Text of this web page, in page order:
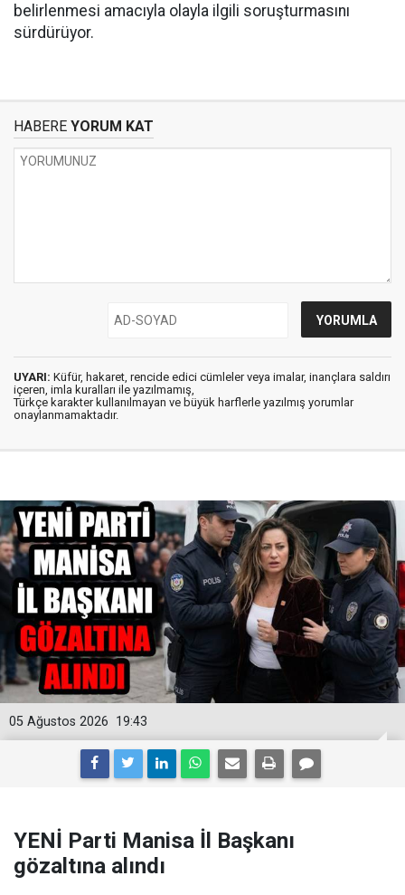
belirlenmesi amacıyla olayla ilgili soruşturmasını
sürdürüyor.
HABERE YORUM KAT
UYARI: Küfür, hakaret, rencide edici cümleler veya imalar, inançlara saldırı
içeren, imla kuralları ile yazılmamış,
Türkçe karakter kullanılmayan ve büyük harflerle yazılmış yorumlar
onaylanmamaktadır.
19:43
05 Ağustos 2026
YENİ Parti Manisa İl Başkanı
gözaltına alındı